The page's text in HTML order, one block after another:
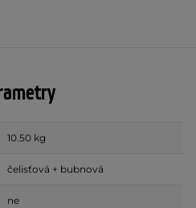
10.50 kg
čelisťová + bubnová
ne